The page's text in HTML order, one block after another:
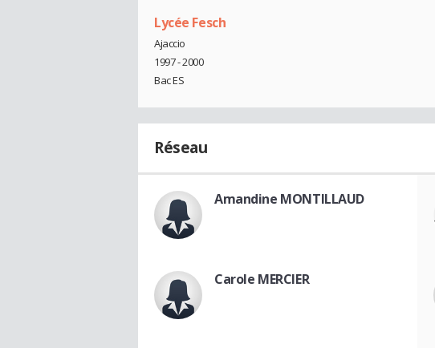
Lycée Fesch
Ajaccio
1997 - 2000
Bac ES
Réseau
Amandine MONTILLAUD
Carole MERCIER